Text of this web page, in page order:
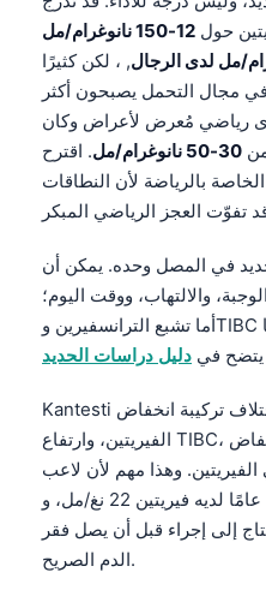
حول
12-150 نانوغرام/مل
, ، لكن كثيرًا
مجال التحمل يصبحون أكثر
رياضي مُعرض لأعراض وكان
30-50 نانوغرام/مل
. اقترح Clénin وآخرون
الخاصة بالرياضة لأن النطاقات
في المصل وحده. يمكن أن
والالتهاب، ووقت اليوم؛
أما تشبع الترانسفيرين وTIBC والفيريتين معًا فهي أكثر أمانًا
يتضح في دليل دراسات الحديد
Kantesti يعلّم الشبكة العصبية لدينا اختلاف تركيبة انخفاض
الفيريتين، وارتفاع TIBC، وانخفاض MCH، وارتفاع RDW عن
وهذا مهم لأن لاعب
ترايثلون عمره 31 عامًا لديه فيريتين 22 نغ/مل، وTSAT 14%،
إلى إجراء قبل أن يصل فقر
الدم الصريح.